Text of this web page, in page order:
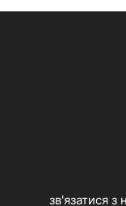
зв'язатися з